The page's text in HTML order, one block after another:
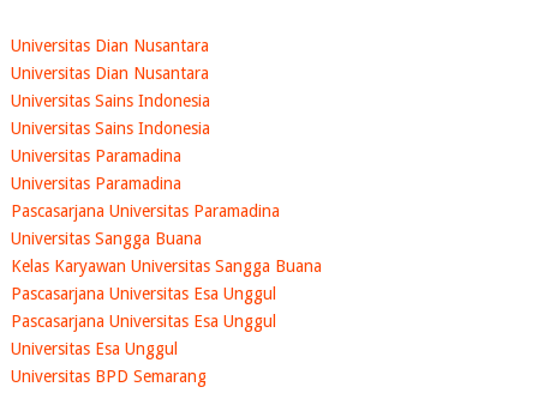
Universitas Dian Nusantara
Universitas Dian Nusantara
Universitas Sains Indonesia
Universitas Sains Indonesia
Universitas Paramadina
Universitas Paramadina
Pascasarjana Universitas Paramadina
Universitas Sangga Buana
Kelas Karyawan Universitas Sangga Buana
Pascasarjana Universitas Esa Unggul
Pascasarjana Universitas Esa Unggul
Universitas Esa Unggul
Universitas BPD Semarang